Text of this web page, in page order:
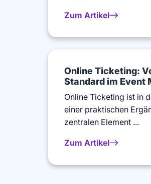
Zum Artikel
Online Ticketing:
Standard im Event
Online Ticketing ist in
einer praktischen
zentralen Element ...
Zum Artikel